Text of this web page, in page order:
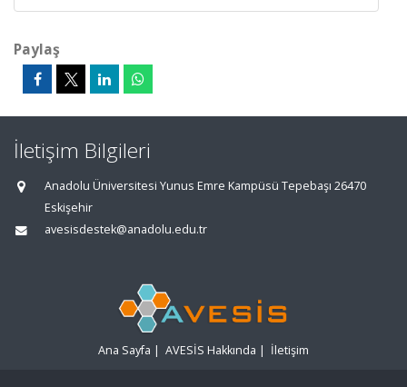
Paylaş
İletişim Bilgileri
Anadolu Üniversitesi Yunus Emre Kampüsü Tepebaşı 26470
Eskişehir
avesisdestek@anadolu.edu.tr
Ana Sayfa | AVESİS Hakkında | İletişim